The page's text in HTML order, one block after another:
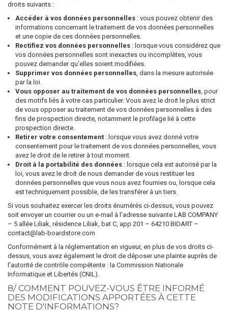
droits suivants :
Accéder à vos données personnelles : vous pouvez obtenir des
informations concernant le traitement de vos données personnelles
et une copie de ces données personnelles.
Rectifiez vos données personnelles : lorsque vous considérez que
vos données personnelles sont inexactes ou incomplètes, vous
pouvez demander qu'elles soient modifiées.
Supprimer vos données personnelles, dans la mesure autorisée
par la loi.
Vous opposer au traitement de vos données personnelles, pour
des motifs liés à votre cas particulier. Vous avez le droit le plus strict
de vous opposer au traitement de vos données personnelles à des
fins de prospection directe, notamment le profilage lié à cette
prospection directe.
Retirer votre consentement : lorsque vous avez donné votre
consentement pour le traitement de vos données personnelles, vous
avez le droit de le retirer à tout moment.
Droit à la portabilité des données : lorsque cela est autorisé par la
loi, vous avez le droit de nous demander de vous restituer les
données personnelles que vous nous avez fournies ou, lorsque cela
est techniquement possible, de les transférer à un tiers.
Si vous souhaitez exercer les droits énumérés ci-dessus, vous pouvez
soit envoyer un courrier ou un e-mail à l'adresse suivante LAB COMPANY
– 5 allée Liliak, résidence Liliak, bat C, app 201 – 64210 BIDART –
contact@lab-boardstore.com
Conformément à la réglementation en vigueur, en plus de vos droits ci-
dessus, vous avez également le droit de déposer une plainte auprès de
l'autorité de contrôle compétente : la Commission Nationale
Informatique et Libertés (CNIL).
8/ COMMENT POUVEZ-VOUS ÊTRE INFORMÉ
DES MODIFICATIONS APPORTÉES À CETTE
NOTE D'INFORMATIONS?